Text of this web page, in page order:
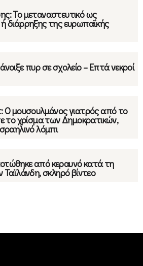
Το μεταναστευτικό ως
διάρρηξης της ευρωπαϊκής
πυρ σε σχολείο – Επτά νεκροί
Ο μουσουλμάνος γιατρός από το
το χρίσμα των Δημοκρατικών,
λόμπι
από κεραυνό κατά τη
σκληρό βίντεο